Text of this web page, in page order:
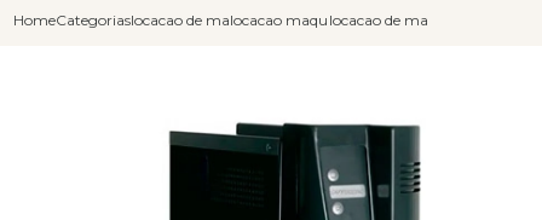
HomeCategoriaslocacao de maquinas de cafe
locacao maquina de cafelocacao de maquinas de cafe